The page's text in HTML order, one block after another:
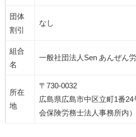
団体
割引
なし
組合
名
一般社団法人Sen あんぜん
所在
地
〒730-0032
広島県広島市中区立町1番
会保険労務士法人事務所内）